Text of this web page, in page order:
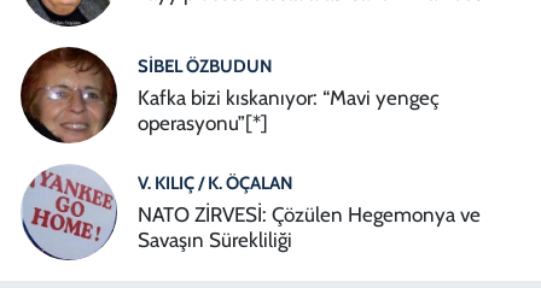
SIBEL ÖZBUDUN
Kafka bizi kıskanıyor: “Mavi yengeç
operasyonu”[*]
V. KILIÇ / K. ÖÇALAN
NATO ZİRVESİ: Çözülen Hegemonya ve
Savaşın Sürekliliği